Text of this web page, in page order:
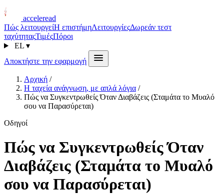
acceleread
Πώς λειτουργείΗ επιστήμηΛειτουργίεςΔωρεάν τεστ
ταχύτηταςΤιμέςΠόροι
EL ▾
Αποκτήστε την εφαρμογή
Αρχική /
Η ταχεία ανάγνωση, με απλά λόγια /
Πώς να Συγκεντρωθείς Όταν Διαβάζεις (Σταμάτα το Μυαλό
σου να Παρασύρεται)
Οδηγοί
Πώς να Συγκεντρωθείς Όταν
Διαβάζεις (Σταμάτα το Μυαλό
σου να Παρασύρεται)